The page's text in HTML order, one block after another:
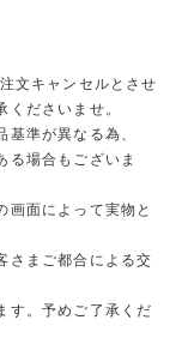
文キャンセルとさせ
ださいませ。
基準が異なる為、
場合もございま
画面によって実物と
さまご都合による交
す。予めご了承くだ